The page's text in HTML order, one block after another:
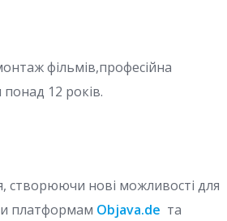
фільмів,професійна
12 років.
створюючи нові можливості для
платформам Objava.de та